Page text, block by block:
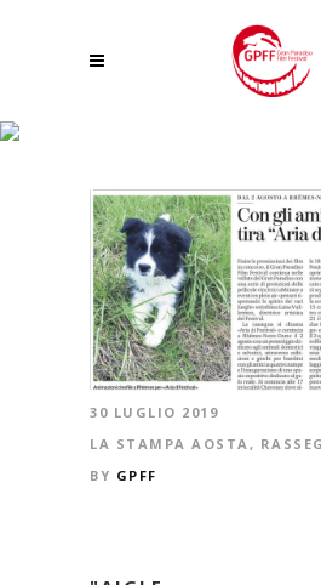
30 LUGLIO 2019
LA STAMPA AOSTA ,
BY GPFF